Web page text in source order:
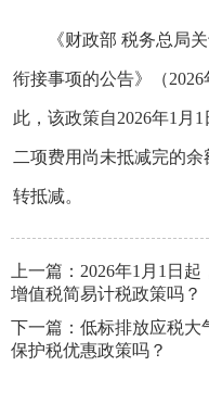
《财政部 税务总局
衔接事项的公告》（
此，该政策自2026年1月
二项费用尚未抵减完的
转抵减。
上一篇： 2026年1月1日
增值税简易计税政策吗？
下一篇： 低标排放应税大
保护税优惠政策吗？